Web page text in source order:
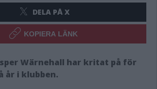
DELA PÅ X
KOPIERA LÄNK
Wärnehall har kritat på för
år i klubben.